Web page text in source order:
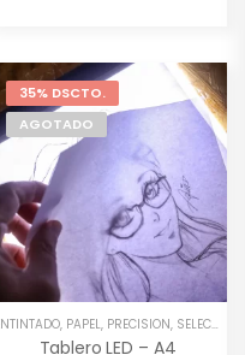
35% DSCTO.
AGOTADO
, PAPEL, PRECISIÓN, SELECTOS
Tablero LED – A4